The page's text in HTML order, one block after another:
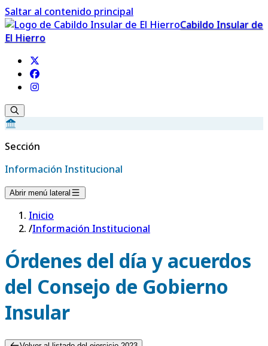
Saltar al contenido principal
Cabildo Insular de
El Hierro
Sección
Información Institucional
Abrir menú lateral
Inicio
/Información Institucional
Órdenes del día y acuerdos
del Consejo de Gobierno
Insular